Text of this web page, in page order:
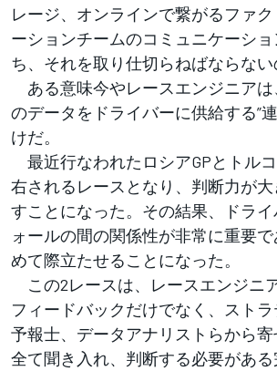
レージ、オンラインで繋がるファ
ーションチームのコミュニケーシ
ち、それを取り仕切らねばならない
ある意味今やレースエンジニアは
のデータをドライバーに供給する”
けだ。
最近行なわれたロシアGPとトル
右されるレースとなり、判断力が
すことになった。その結果、ドラ
ォールの間の関係性が非常に重要
めて際立たせることになった。
この2レースは、レースエンジニ
フィードバックだけでなく、スト
予報士、データアナリストらから
全て聞き入れ、判断する必要があ